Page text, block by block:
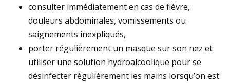
consulter immédiatement en cas de fièvre,
douleurs abdominales, vomissements ou
saignements inexpliqués,
porter régulièrement un masque sur son nez et
utiliser une solution hydroalcoolique pour se
désinfecter régulièrement les mains lorsqu’on est